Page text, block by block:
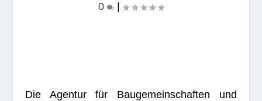
0
Die Agen­tur für Bau­ge­mein­schaf­ten und